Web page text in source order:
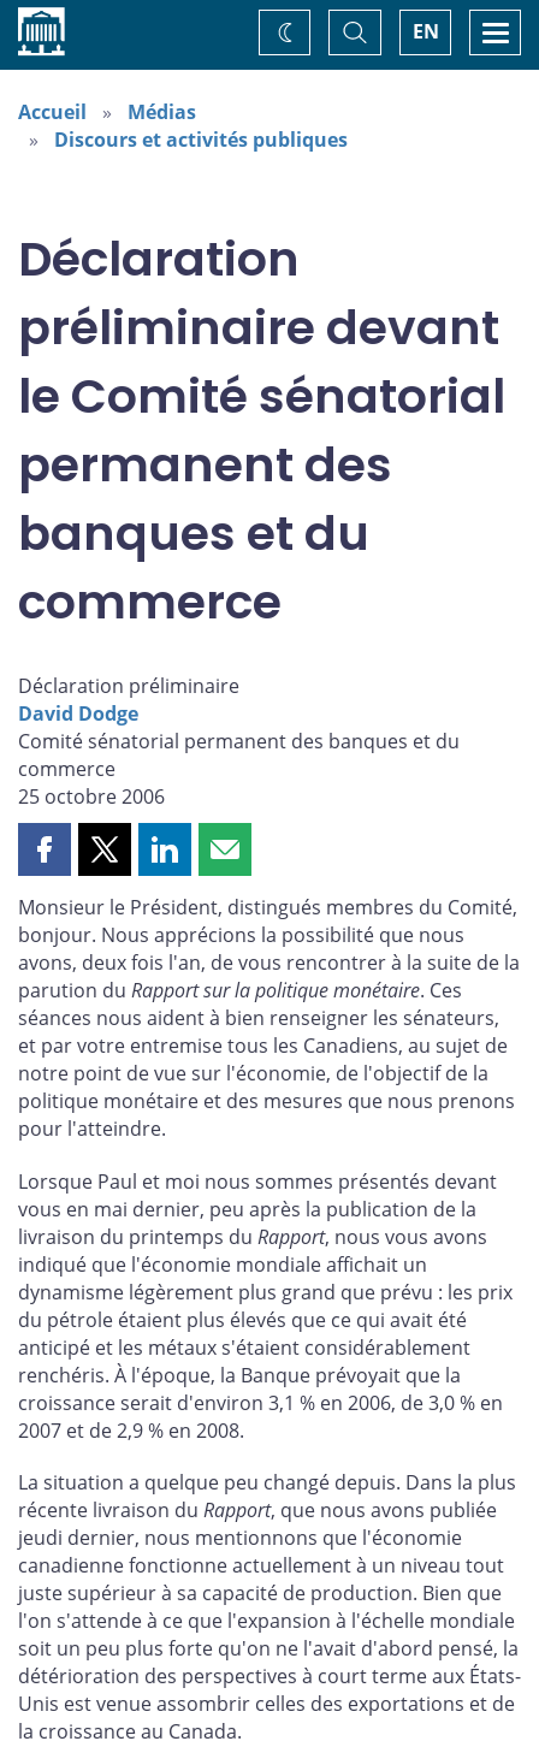
Accueil EN
Basculer
la
recherche
Changez
de
Accueil
Médias
Discours et activités publiques
Déclaration
préliminaire devant
le Comité sénatorial
permanent des
banques et du
commerce
Déclaration préliminaire
David Dodge
Comité sénatorial permanent des banques et du
commerce
25 octobre 2006
Partager
page
sur
Facebook
Partager
page
sur
X
Partager
page
sur
LinkedIn
Partager
page
par
courriel
Monsieur le Président, distingués membres du Comité,
bonjour. Nous apprécions la possibilité que nous
avons, deux fois l'an, de vous rencontrer à la suite de la
parution du Rapport sur la politique monétaire. Ces
séances nous aident à bien renseigner les sénateurs,
et par votre entremise tous les Canadiens, au sujet de
notre point de vue sur l'économie, de l'objectif de la
politique monétaire et des mesures que nous prenons
pour l'atteindre.
Lorsque Paul et moi nous sommes présentés devant
vous en mai dernier, peu après la publication de la
livraison du printemps du Rapport, nous vous avons
indiqué que l'économie mondiale affichait un
dynamisme légèrement plus grand que prévu : les prix
du pétrole étaient plus élevés que ce qui avait été
anticipé et les métaux s'étaient considérablement
renchéris. À l'époque, la Banque prévoyait que la
croissance serait d'environ 3,1 % en 2006, de 3,0 % en
2007 et de 2,9 % en 2008.
La situation a quelque peu changé depuis. Dans la plus
récente livraison du Rapport, que nous avons publiée
jeudi dernier, nous mentionnons que l'économie
canadienne fonctionne actuellement à un niveau tout
juste supérieur à sa capacité de production. Bien que
l'on s'attende à ce que l'expansion à l'échelle mondiale
soit un peu plus forte qu'on ne l'avait d'abord pensé, la
détérioration des perspectives à court terme aux États-
Unis est venue assombrir celles des exportations et de
la croissance au Canada.